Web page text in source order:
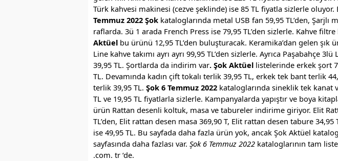
Türk kahvesi makinesi (cezve şeklinde) ise 85 TL fiyatla sizlerle
Temmuz 2022 Şok kataloglarında metal USB fan 59,95 TL’den, Şarjlı
raflarda. 3ü 1 arada French Press ise 79,95 TL’den sizlerle. Kahve filtre
Aktüel bu ürünü 12,95 TL’den buluşturacak. Keramika’dan gelen şık
Line kahve takımı ayrı ayrı 99,95 TL’den sizlerle. Ayrıca Paşabahçe
39,95 TL. Şortlarda da indirim var. Şok Aktüel listelerinde erkek şort
TL. Devamında kadın çift tokalı terlik 39,95 TL, erkek tek bant terlik
terlik 39,95 TL. Şok 6 Temmuz 2022 kataloglarında sineklik tek kanat
TL ve 19,95 TL fiyatlarla sizlerle. Kampanyalarda yapıştır ve boya
ürün Rattan desenli koltuk, masa ve tabureler indirime giriyor. Elit
TL’den, Elit rattan desen masa 369,90 T, Elit rattan desen tabure
ise 49,95 TL. Bu sayfada daha fazla ürün yok, ancak Şok Aktüel
sayfasında daha fazlası var. Şok 6 Temmuz 2022 kataloglarının tam
.com. tr ‘de.